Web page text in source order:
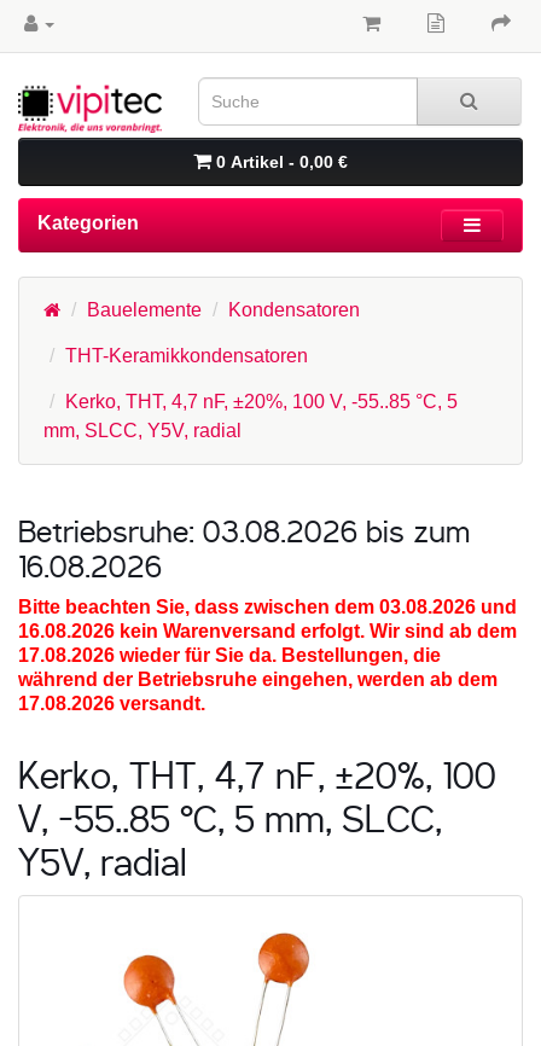
0 Artikel - 0,00 €
Kategorien
Bauelemente Kondensatoren
THT-Keramikkondensatoren
Kerko, THT, 4,7 nF, ±20%, 100 V, -55..85 °C, 5
mm, SLCC, Y5V, radial
Betriebsruhe: 03.08.2026 bis zum
16.08.2026
Bitte beachten Sie, dass zwischen dem 03.08.2026 und
16.08.2026 kein Warenversand erfolgt. Wir sind ab dem
17.08.2026 wieder für Sie da. Bestellungen, die
während der Betriebsruhe eingehen, werden ab dem
17.08.2026 versandt.
Kerko, THT, 4,7 nF, ±20%, 100
V, -55..85 °C, 5 mm, SLCC,
Y5V, radial